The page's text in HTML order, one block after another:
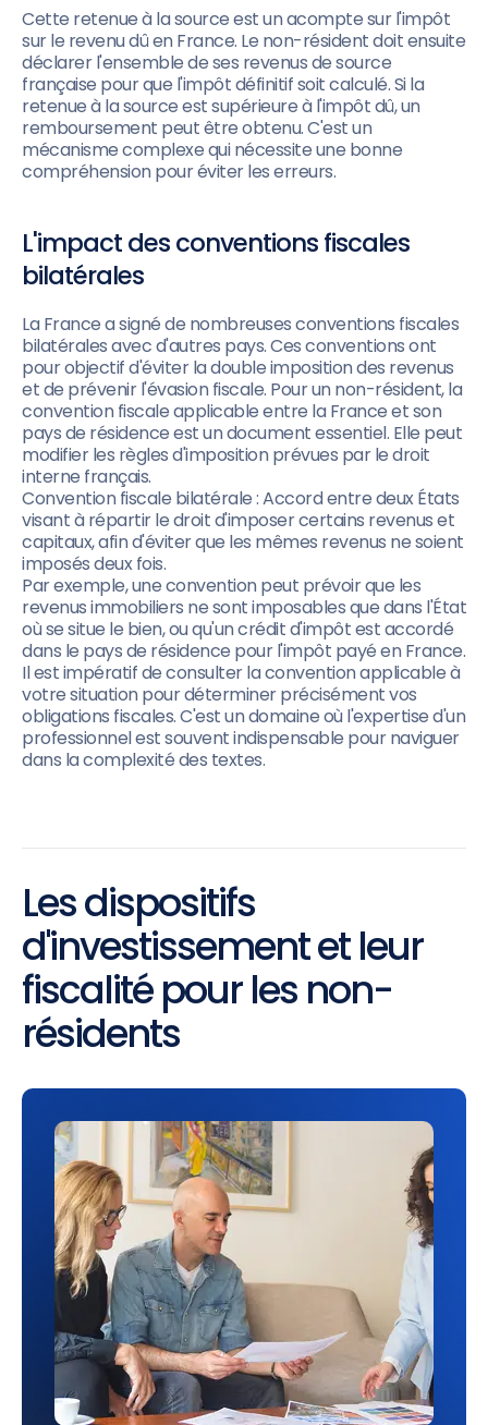
Cette retenue à la source est un acompte sur l'impôt
sur le revenu dû en France. Le non-résident doit ensuite
déclarer l'ensemble de ses revenus de source
française pour que l'impôt définitif soit calculé. Si la
retenue à la source est supérieure à l'impôt dû, un
remboursement peut être obtenu. C'est un
mécanisme complexe qui nécessite une bonne
compréhension pour éviter les erreurs.
L'impact des conventions fiscales
bilatérales
La France a signé de nombreuses conventions fiscales
bilatérales avec d'autres pays. Ces conventions ont
pour objectif d'éviter la double imposition des revenus
et de prévenir l'évasion fiscale. Pour un non-résident, la
convention fiscale applicable entre la France et son
pays de résidence est un document essentiel. Elle peut
modifier les règles d'imposition prévues par le droit
interne français.
Convention fiscale bilatérale : Accord entre deux États
visant à répartir le droit d'imposer certains revenus et
capitaux, afin d'éviter que les mêmes revenus ne soient
imposés deux fois.
Par exemple, une convention peut prévoir que les
revenus immobiliers ne sont imposables que dans l'État
où se situe le bien, ou qu'un crédit d'impôt est accordé
dans le pays de résidence pour l'impôt payé en France.
Il est impératif de consulter la convention applicable à
votre situation pour déterminer précisément vos
obligations fiscales. C'est un domaine où l'expertise d'un
professionnel est souvent indispensable pour naviguer
dans la complexité des textes.
Les dispositifs
d'investissement et leur
fiscalité pour les non-
résidents